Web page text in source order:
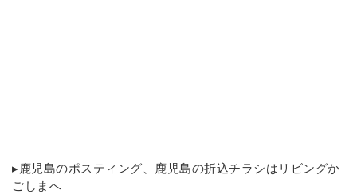
▸ 鹿児島のポスティング 、鹿児島の折込チラシはリビングか
ごしまへ